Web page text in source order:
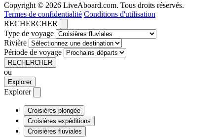
Copyright © 2026 LiveAboard.com. Tous droits réservés.
Termes de confidentialité Conditions d'utilisation
RECHERCHER
Type de voyage
Rivière
Période de voyage
RECHERCHER
ou
Explorer
Explorer
Croisières plongée
Croisières expéditions
Croisières fluviales